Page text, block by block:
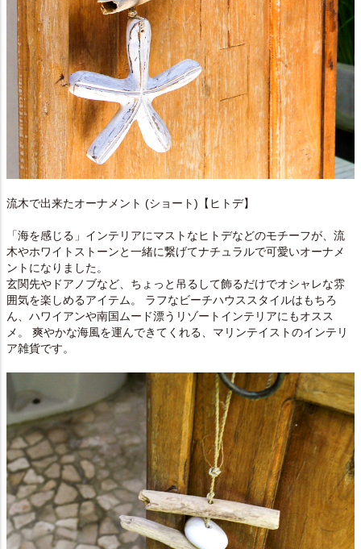
流木で出来たオーナメント (ショート)【ヒトデ】
「海を感じる」インテリアにマストなヒトデなどのモチーフが、流
木やホワイトストーンと一緒に繋げてナチュラルで可愛いオーナメ
ントになりました。
玄関先やドアノブなど、ちょっと吊るして飾るだけでオシャレな雰
囲気を楽しめるアイテム。 ラフなビーチハウススタイルはもちろ
ん、ハワイアンや南国ムード漂うリゾートインテリアにもオスス
メ。 爽やかな海風を運んできてくれる、マリンテイストのインテリ
ア雑貨です。